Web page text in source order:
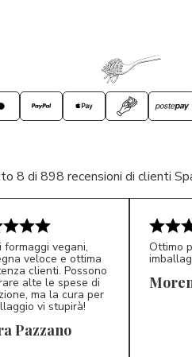
8 di 898 recensioni di clienti
5/5
formaggi vegani,
veloce e ottima
clienti. Possono
alte le spese di
ma la cura per
vi stupirà!
Pazzano
Ottimo